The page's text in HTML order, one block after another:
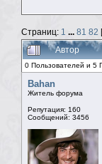
Страниц: 1 ... 81 82 [
Автор
0 Пользователей и 5
Bahan
Житель форума
Репутация: 160
Сообщений: 3456